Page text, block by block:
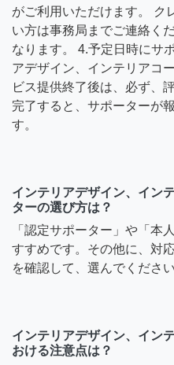
がご利用いただけます。 ク
い方は事務局までご連絡く
なります。 4.予定日時にサ
アデザイン、インテリアコ
ビス提供終了後は、必ず、
完了すると、サポーターが
す。
インテリアデザイン、イン
ターの選び方は？
「認定サポーター」や「本
すすめです。その他に、対
を確認して、選んでください
インテリアデザイン、イン
おける注意点は？